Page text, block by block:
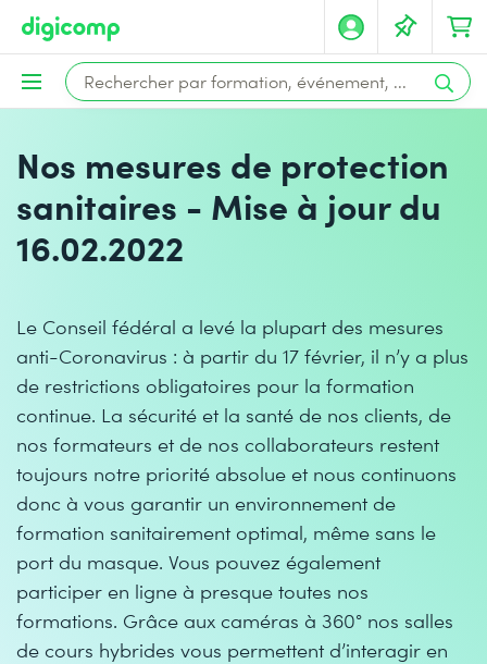
Nos mesures de protection
sanitaires - Mise à jour du
16.02.2022
Le Conseil fédéral a levé la plupart des mesures
anti-Coronavirus : à partir du 17 février, il n’y a plus
de restrictions obligatoires pour la formation
continue. La sécurité et la santé de nos clients, de
nos formateurs et de nos collaborateurs restent
toujours notre priorité absolue et nous continuons
donc à vous garantir un environnement de
formation sanitairement optimal, même sans le
port du masque. Vous pouvez également
participer en ligne à presque toutes nos
formations. Grâce aux caméras à 360° nos salles
de cours hybrides vous permettent d’interagir en